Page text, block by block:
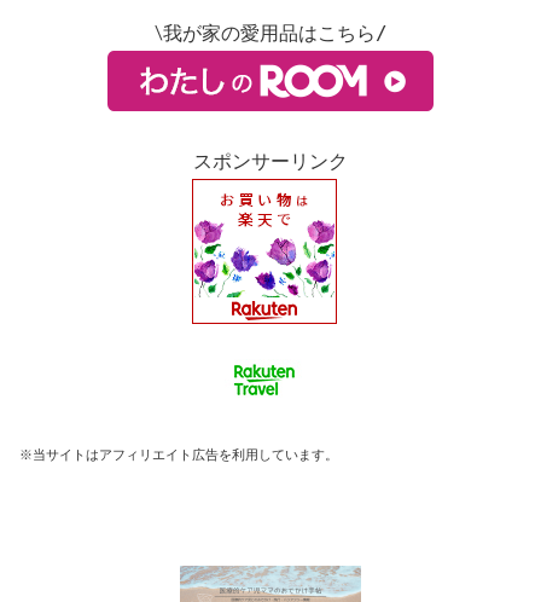
∖我が家の愛用品はこちら/
スポンサーリンク
※当サイトはアフィリエイト広告を利用しています。